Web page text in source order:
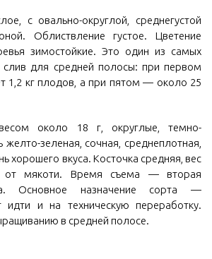
с овально-округлой, среднегустой
Облиствление густое. Цветение
зимостойкие. Это один из самых
слив для средней полосы: при первом
1,2 кг плодов, а при пятом — около 25
около 18 г, округлые, темно-
зеленая, сочная, среднеплотная,
хорошего вкуса. Косточка средняя, вес
от мякоти. Время съема — вторая
Основное назначение сорта —
и на техническую переработку.
в средней полосе.